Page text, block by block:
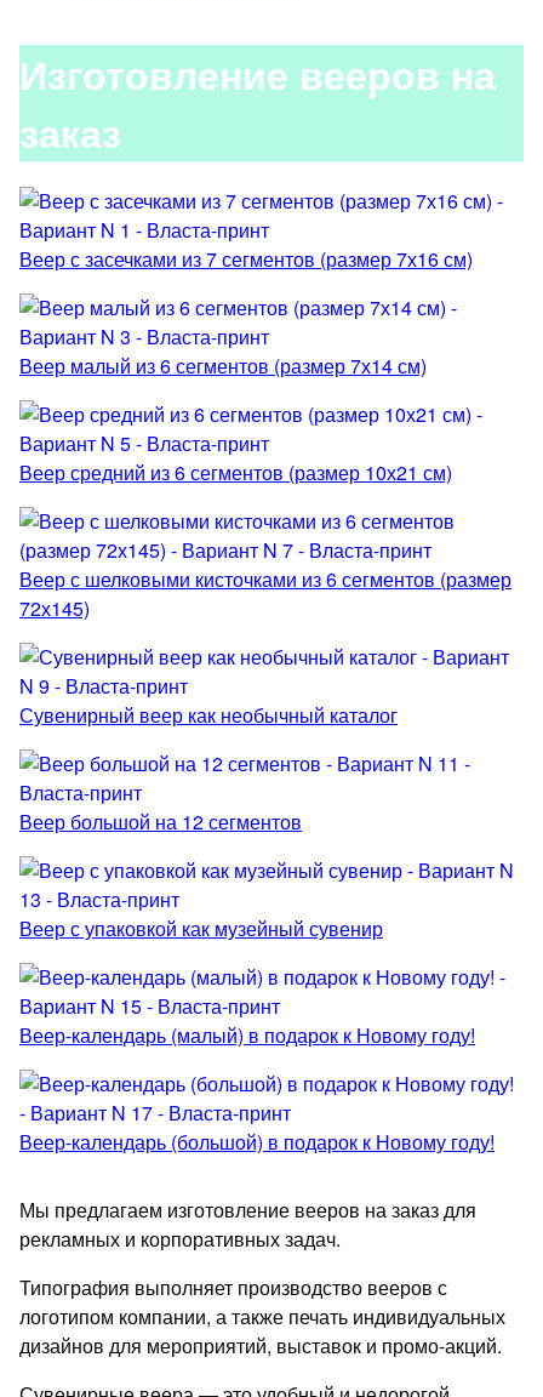
Изготовление вееров на
заказ
Веер с засечками из 7 сегментов (размер 7х16 см)
Веер малый из 6 сегментов (размер 7х14 см)
Веер средний из 6 сегментов (размер 10х21 см)
Веер с шелковыми кисточками из 6 сегментов (размер
72х145)
Сувенирный веер как необычный каталог
Веер большой на 12 сегментов
Веер с упаковкой как музейный сувенир
Веер-календарь (малый) в подарок к Новому году!
Веер-календарь (большой) в подарок к Новому году!
Мы предлагаем изготовление вееров на заказ для
рекламных и корпоративных задач.
Типография выполняет производство вееров с
логотипом компании, а также печать индивидуальных
дизайнов для мероприятий, выставок и промо-акций.